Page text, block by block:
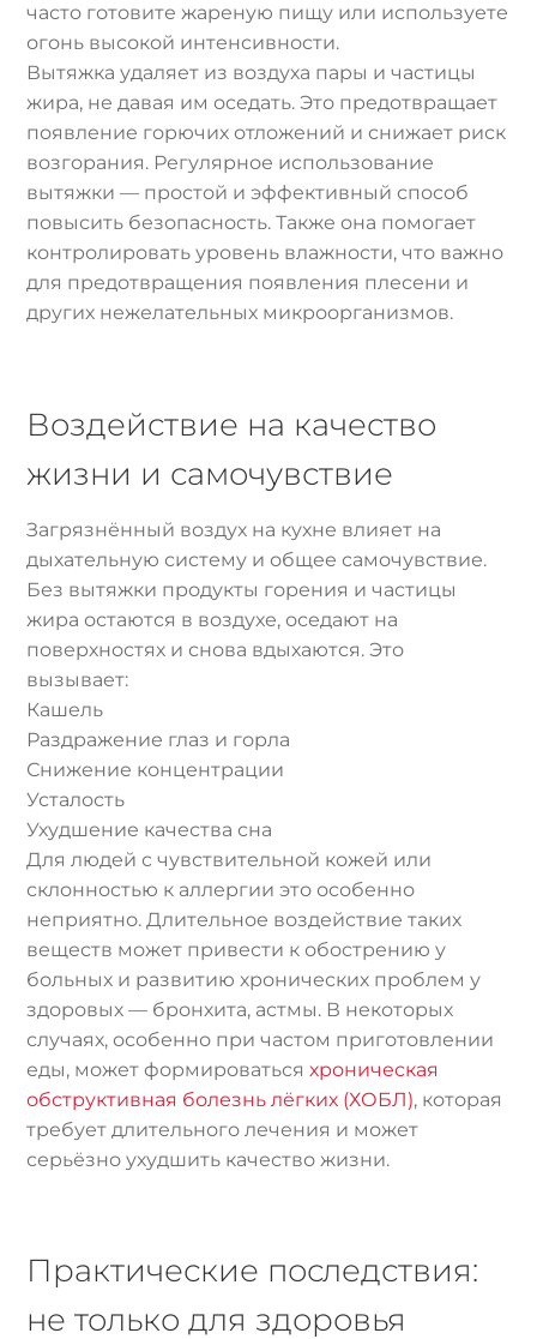
часто готовите жареную пищу или используете
огонь высокой интенсивности.
Вытяжка удаляет из воздуха пары и частицы
жира, не давая им оседать. Это предотвращает
появление горючих отложений и снижает риск
возгорания. Регулярное использование
вытяжки — простой и эффективный способ
повысить безопасность. Также она помогает
контролировать уровень влажности, что важно
для предотвращения появления плесени и
других нежелательных микроорганизмов.
Воздействие на качество
жизни и самочувствие
Загрязнённый воздух на кухне влияет на
дыхательную систему и общее самочувствие.
Без вытяжки продукты горения и частицы
жира остаются в воздухе, оседают на
поверхностях и снова вдыхаются. Это
вызывает:
Кашель
Раздражение глаз и горла
Снижение концентрации
Усталость
Ухудшение качества сна
Для людей с чувствительной кожей или
склонностью к аллергии это особенно
неприятно. Длительное воздействие таких
веществ может привести к обострению у
больных и развитию хронических проблем у
здоровых — бронхита, астмы. В некоторых
случаях, особенно при частом приготовлении
еды, может формироватьсяхроническая
обструктивная болезнь лёгких (ХОБЛ), которая
требует длительного лечения и может
серьёзно ухудшить качество жизни.
Практические последствия:
не только для здоровья